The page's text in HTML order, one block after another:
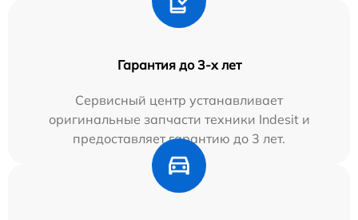
Гарантия до 3-х лет
Сервисный центр устанавливает
оригинальные запчасти техники Indesit и
предоставляет гарантию до 3 лет.